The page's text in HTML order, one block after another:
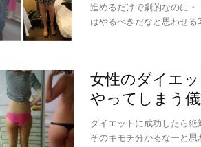
進めるだけで劇的なのに
はやるべきだなと思わせる
女性のダイエ
やってしまう
ダイエットに成功したら絶
そのキモチ分かるなーと思